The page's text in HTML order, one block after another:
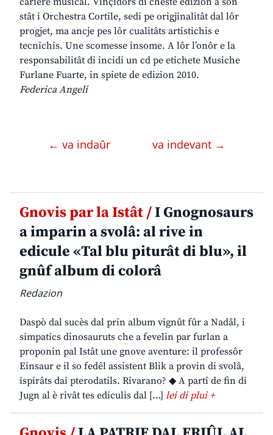
stât i Orchestra Cortile, sedi pe origjinalitât dal lôr
progjet, ma ancje pes lôr cualitâts artistichis e
tecnichis. Une scomesse insome. A lôr l’onôr e la
responsabilitât di incidi un cd pe etichete Musiche
Furlane Fuarte, in spiete de edizion 2010.
Federica Angeli
← va indaûr va indevant →
Gnovis par la Istât /I Gnognosaurs
a imparin a svolâ: al rive in
edicule «Tal blu piturât di blu», il
gnûf album di colorâ
Redazion
Daspò dal sucès dal prin album vignût fûr a Nadâl, i
simpatics dinosauruts che a fevelin par furlan a
proponin pal Istât une gnove aventure: il professôr
Einsaur e il so fedêl assistent Blik a provin di svolâ,
ispirâts dai pterodatils. Rivarano? ◆ A partî de fin di
Jugn al è rivât tes ediculis dal […] lei di plui +